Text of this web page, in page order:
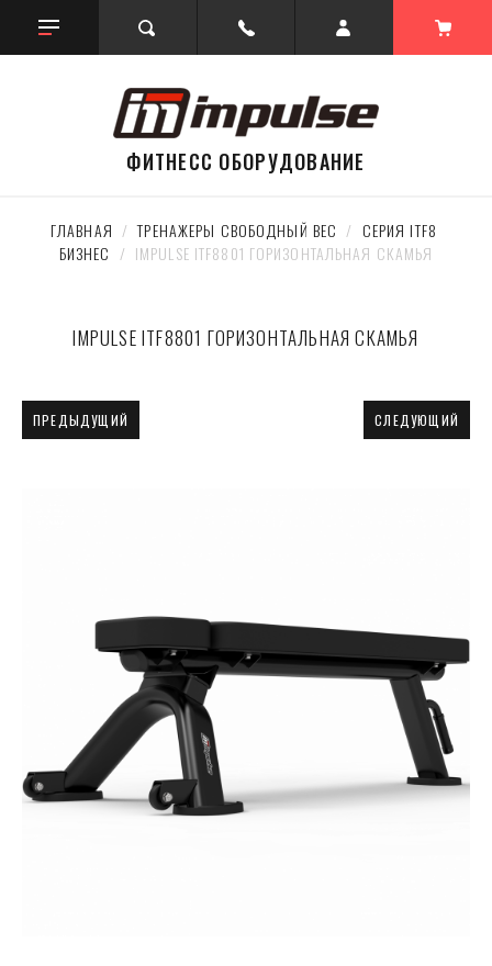
ФИТНЕСС ОБОРУДОВАНИЕ
ГЛАВНАЯ
  /
ТРЕНАЖЕРЫ СВОБОДНЫЙ ВЕС
  /
СЕРИЯ ITF8
БИЗНЕС
  /  IMPULSE ITF8801 ГОРИЗОНТАЛЬНАЯ СКАМЬЯ
IMPULSE ITF8801 ГОРИЗОНТАЛЬНАЯ СКАМЬЯ
ПРЕДЫДУЩИЙ СЛЕДУЮЩИЙ